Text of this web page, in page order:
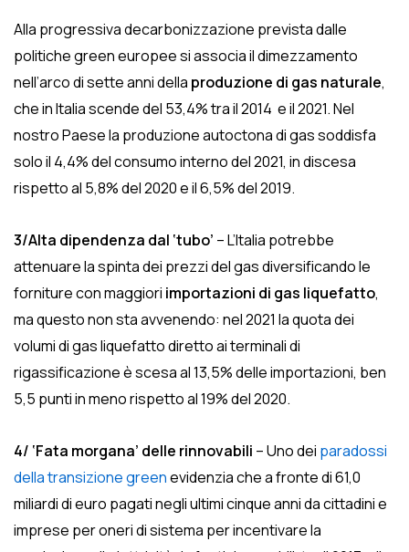
Alla progressiva decarbonizzazione prevista dalle
politiche green europee si associa il dimezzamento
nell’arco di sette anni della produzione di gas naturale,
che in Italia scende del 53,4% tra il 2014 e il 2021. Nel
nostro Paese la produzione autoctona di gas soddisfa
solo il 4,4% del consumo interno del 2021, in discesa
rispetto al 5,8% del 2020 e il 6,5% del 2019.
3/Alta dipendenza dal ‘tubo’ – L’Italia potrebbe
attenuare la spinta dei prezzi del gas diversificando le
forniture con maggiori importazioni di gas liquefatto,
ma questo non sta avvenendo: nel 2021 la quota dei
volumi di gas liquefatto diretto ai terminali di
rigassificazione è scesa al 13,5% delle importazioni, ben
5,5 punti in meno rispetto al 19% del 2020.
4/ ‘Fata morgana’ delle rinnovabili – Uno dei paradossi
della transizione greenevidenzia che a fronte di 61,0
miliardi di euro pagati negli ultimi cinque anni da cittadini e
imprese per oneri di sistema per incentivare la